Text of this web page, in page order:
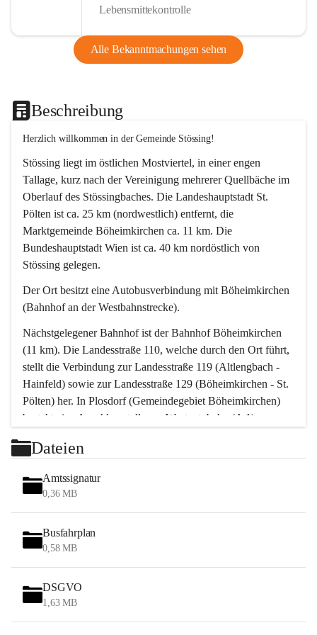
Lebensmittekontrolle
Alle Bekanntmachungen sehen
Beschreibung
Herzlich willkommen in der Gemeinde Stössing!
Stössing liegt im östlichen Mostviertel, in einer engen
Tallage, kurz nach der Vereinigung mehrerer Quellbäche im
Oberlauf des Stössingbaches. Die Landeshauptstadt St.
Pölten ist ca. 25 km (nordwestlich) entfernt, die
Marktgemeinde Böheimkirchen ca. 11 km. Die
Bundeshauptstadt Wien ist ca. 40 km nordöstlich von
Stössing gelegen.
Der Ort besitzt eine Autobusverbindung mit Böheimkirchen
(Bahnhof an der Westbahnstrecke).
Nächstgelegener Bahnhof ist der Bahnhof Böheimkirchen
(11 km). Die Landesstraße 110, welche durch den Ort führt,
stellt die Verbindung zur Landesstraße 119 (Altlengbach -
Hainfeld) sowie zur Landesstraße 129 (Böheimkirchen - St.
Pölten) her. In Plosdorf (Gemeindegebiet Böheimkirchen)
besteht eine Anschlussstelle zur Westautobahn (A 1).
Wien erreicht man in ca. 45 Minuten.
Stössing zählt noch zum Naherholungsraum Wien sowie
zum Naherholungsraum St. Pölten. Viele Bauernhöfe hatten
„ihre Wiener“. Seit 1960 bauten viele Wiener
Wochenendhäuser im Gemeindegebiet. Wegen des
waldreichen Jagdgebietes haben viele Jagdpächter ihre
Das Wandern ist aus touristischer Sicht die bedeutendste
Tätigkeit. Das hügelige Gebiet mit Wanderwegen durch
Wiesen, Wälder und Obstkulturen lädt dazu ein. Gefördert
Dateien
Amtssignatur
0,36 MB
Busfahrplan
0,58 MB
DSGVO
1,63 MB